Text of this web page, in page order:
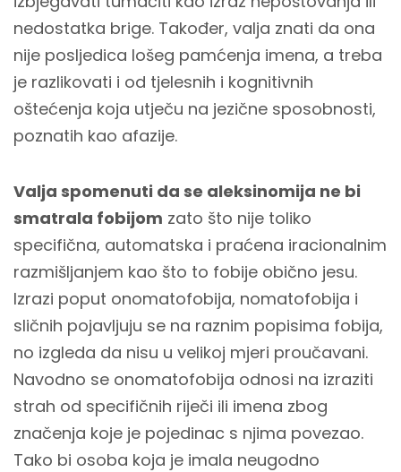
nedostatka brige. Također, valja znati da ona
nije posljedica lošeg pamćenja imena, a treba
je razlikovati i od tjelesnih i kognitivnih
oštećenja koja utječu na jezične sposobnosti,
poznatih kao afazije.
Valja spomenuti da se aleksinomija ne bi
smatrala fobijom zato što nije toliko
specifična, automatska i praćena iracionalnim
razmišljanjem kao što to fobije obično jesu.
Izrazi poput onomatofobija, nomatofobija i
sličnih pojavljuju se na raznim popisima fobija,
no izgleda da nisu u velikoj mjeri proučavani.
Navodno se onomatofobija odnosi na izraziti
strah od specifičnih riječi ili imena zbog
značenja koje je pojedinac s njima povezao.
Tako bi osoba koja je imala neugodno